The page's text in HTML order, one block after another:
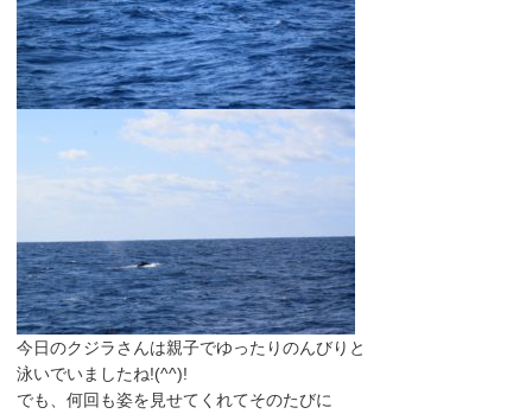
今日のクジラさんは親子でゆったりのんびりと
泳いでいましたね!(^^)!
でも、何回も姿を見せてくれてそのたびに